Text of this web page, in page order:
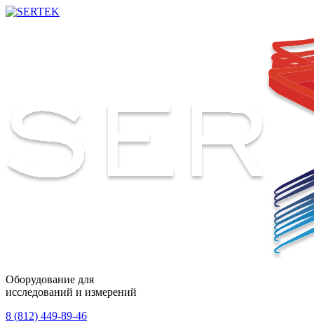
Оборудование для
исследований и измерений
8 (812) 449-89-46